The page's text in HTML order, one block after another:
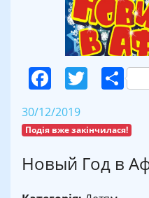
30/12/2019
Подія вже закінчилася!
Новый Год в